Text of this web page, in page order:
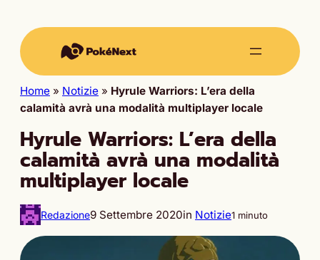
Home » Notizie » Hyrule Warriors: L’era della
calamità avrà una modalità multiplayer locale
Hyrule Warriors: L’era della
calamità avrà una modalità
multiplayer locale
Redazione9 Settembre 2020in Notizie1 minuto